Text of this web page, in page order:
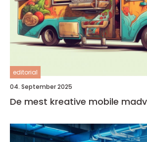
editorial
04. September 2025
De mest kreative mobile